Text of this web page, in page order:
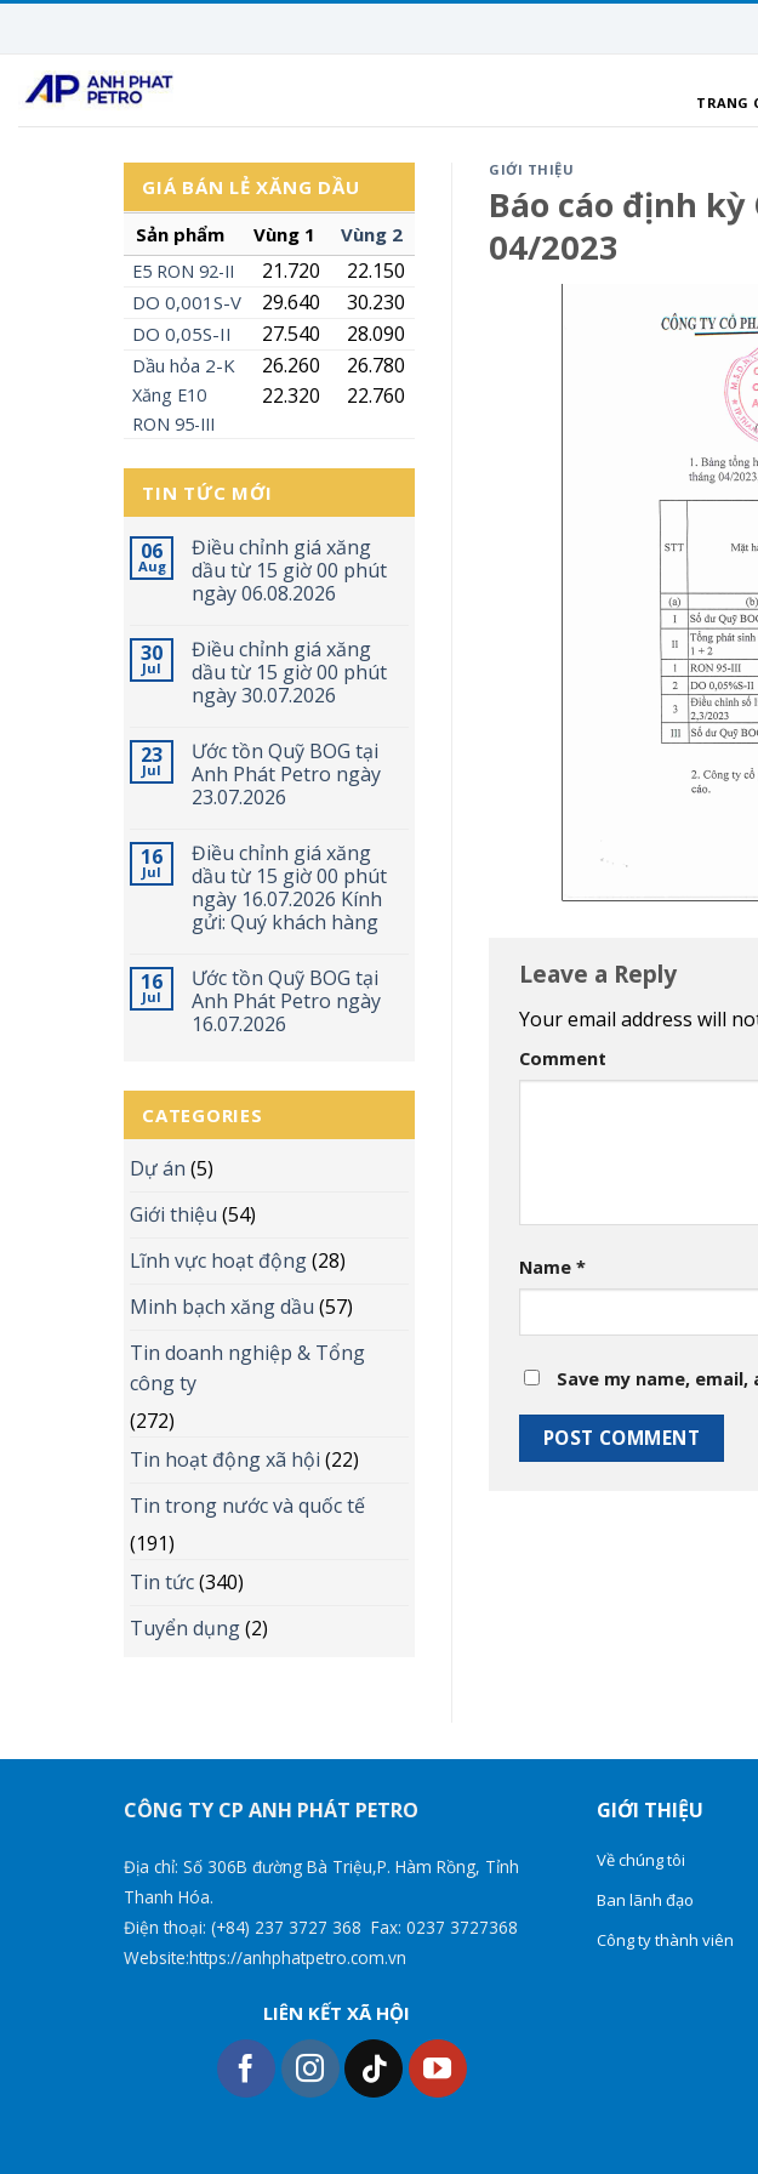
content
TRANG
GIÁ BÁN LẺ XĂNG DẦU
Sản phẩm
Vùng 1 Vùng 2
E5 RON 92-II 22.150
21.720
DO 0,001S-V 30.230
29.640
DO 0,05S-II 28.090
27.540
Dầu hỏa 2-K 26.780
26.260
Xăng E10
RON 95-III
22.760
22.320
TIN TỨC MỚI
06
Aug
Điều chỉnh giá xăng
dầu từ 15 giờ 00 phút
ngày 06.08.2026
30
Jul
Điều chỉnh giá xăng
dầu từ 15 giờ 00 phút
ngày 30.07.2026
23
Jul
Ước tồn Quỹ BOG tại
Anh Phát Petro ngày
23.07.2026
16
Jul
Điều chỉnh giá xăng
dầu từ 15 giờ 00 phút
ngày 16.07.2026 Kính
gửi: Quý khách hàng
16
Jul
Ước tồn Quỹ BOG tại
Anh Phát Petro ngày
16.07.2026
CATEGORIES
Dự án (5)
Giới thiệu (54)
Lĩnh vực hoạt động(28)
Minh bạch xăng dầu (57)
Tin doanh nghiệp & Tổng
công ty
(272)
Tin hoạt động xã hội (22)
Tin trong nước và quốc tế
(191)
Tin tức(340)
Tuyển dụng(2)
GIỚI THIỆU
Báo cáo định
04/2023
Leave a Reply
Your email address will
Comment
Name *
Save my name,
CÔNG TY CP ANH PHÁT PETRO
Địa chỉ: Số 306B đường Bà Triệu,P. Hàm Rồng, Tỉnh
Thanh Hóa.
Điện thoại: (+84) 237 3727 368 Fax: 0237 3727368
Website:https://anhphatpetro.com.vn
LIÊN KẾT XÃ HỘI
GIỚI THIỆU
Về chúng tôi
Ban lãnh đạo
Công ty thành viên